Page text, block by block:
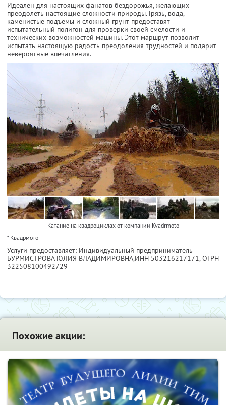
Идеален для настоящих фанатов бездорожья, желающих
преодолеть настоящие сложности природы. Грязь, вода,
каменистые подъемы и сложный грунт предоставят
испытательный полигон для проверки своей смелости и
технических возможностей машины. Этот маршрут позволит
испытать настоящую радость преодоления трудностей и подарит
невероятные впечатления.
Катание на квадроциклах от компании Kvadrmoto
* Квадрмото
Услуги предоставляет: Индивидуальный предприниматель
БУРМИСТРОВА ЮЛИЯ ВЛАДИМИРОВНА,ИНН 503216217171, ОГРН
322508100492729
Похожие акции: